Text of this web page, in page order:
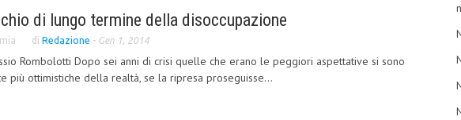
di lungo termine della disoccupazione
di Redazione - Gen 1, 2014
Rombolotti Dopo sei anni di crisi quelle che erano le peggiori aspettative si sono
più ottimistiche della realtà, se la ripresa proseguisse...